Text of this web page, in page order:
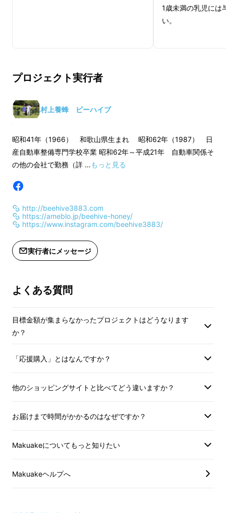
かく、春の到来が早いこと、椿が咲き
花粉が豊富にあること、早咲きの品種
た蜂蜜なのです。
大島桜は伊豆諸島原産の固有種
生していますが、本州に自生している
大島桜は、他の品種の桜と交配してし
まうため、正真正銘の大島桜と言える
するとかなり閉ざされた世界。本物の
大島桜が残っています。こうした特殊
ちみつが収穫されるのです。
目で楽しんだだけの桜。ミツバチと出
はちみつという産物に変えられ、桜は
す。このはちみつを多くの方に知って
いただき、伊豆大島の自然を守るお手
1歳未満の乳児には
い。
プロジェクト実行者
村上養蜂 ビーハイブ
昭和41年（1966） 和歌山県生まれ 昭和62年（1987） 日
産自動車整備専門学校卒業 昭和62年～平成21年 自動車関係そ
の他の会社で勤務（詳 …もっと見る
http://beehive3883.com
https://ameblo.jp/beehive-honey/
https://www.instagram.com/beehive3883/
実行者にメッセージ
よくある質問
目標金額が集まらなかったプロジェクトはどうなります
か？
「応援購入」とはなんですか？
他のショッピングサイトと比べてどう違いますか？
お届けまで時間がかかるのはなぜですか？
Makuakeについてもっと知りたい
Makuakeヘルプへ